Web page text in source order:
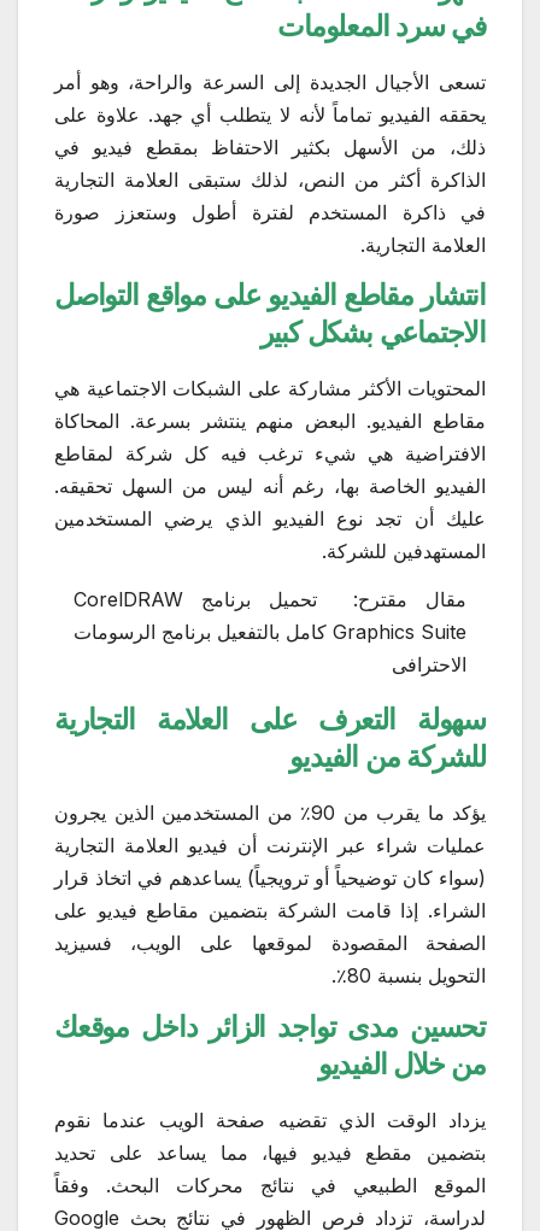
في سرد المعلومات
تسعى الأجيال الجديدة إلى السرعة والراحة، وهو أمر
يحققه الفيديو تماماً لأنه لا يتطلب أي جهد. علاوة على
ذلك، من الأسهل بكثير الاحتفاظ بمقطع فيديو في
الذاكرة أكثر من النص، لذلك ستبقى العلامة التجارية
في ذاكرة المستخدم لفترة أطول وستعزز صورة
العلامة التجارية.
انتشار مقاطع الفيديو على مواقع التواصل
الاجتماعي بشكل كبير
المحتويات الأكثر مشاركة على الشبكات الاجتماعية هي
مقاطع الفيديو. البعض منهم ينتشر بسرعة. المحاكاة
الافتراضية هي شيء ترغب فيه كل شركة لمقاطع
الفيديو الخاصة بها، رغم أنه ليس من السهل تحقيقه.
عليك أن تجد نوع الفيديو الذي يرضي المستخدمين
المستهدفين للشركة.
مقال مقترح:
تحميل برنامج CorelDRAW
Graphics Suite كامل بالتفعيل برنامج الرسومات
الاحترافى
سهولة التعرف على العلامة التجارية
للشركة من الفيديو
يؤكد ما يقرب من 90٪ من المستخدمين الذين يجرون
عمليات شراء عبر الإنترنت أن فيديو العلامة التجارية
(سواء كان توضيحياً أو ترويجياً) يساعدهم في اتخاذ قرار
الشراء. إذا قامت الشركة بتضمين مقاطع فيديو على
الصفحة المقصودة لموقعها على الويب، فسيزيد
التحويل بنسبة 80٪.
تحسين مدى تواجد الزائر داخل موقعك
من خلال الفيديو
يزداد الوقت الذي تقضيه صفحة الويب عندما نقوم
بتضمين مقطع فيديو فيها، مما يساعد على تحديد
الموقع الطبيعي في نتائج محركات البحث. وفقاً
لدراسة، تزداد فرص الظهور في نتائج بحث Google